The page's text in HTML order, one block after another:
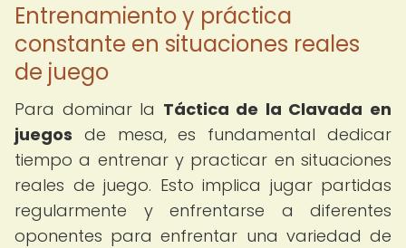
Entrenamiento y práctica
constante en situaciones reales
de juego
Para dominar la Táctica de la Clavada en
juegos de mesa, es fundamental dedicar
tiempo a entrenar y practicar en situaciones
reales de juego. Esto implica jugar partidas
regularmente y enfrentarse a diferentes
oponentes para enfrentar una variedad de